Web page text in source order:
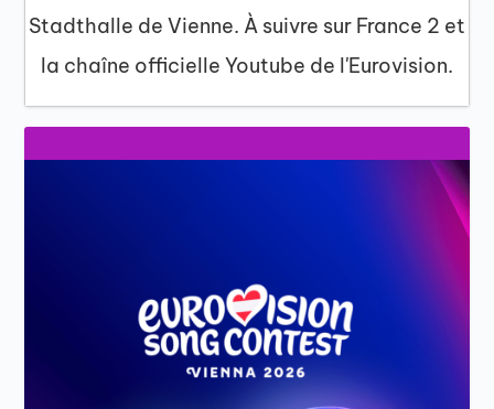
Stadthalle de Vienne. À suivre sur France 2 et
la chaîne officielle Youtube de l'Eurovision.